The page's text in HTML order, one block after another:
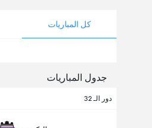
كل المباريات
جدول المباريات
دور الـ 32